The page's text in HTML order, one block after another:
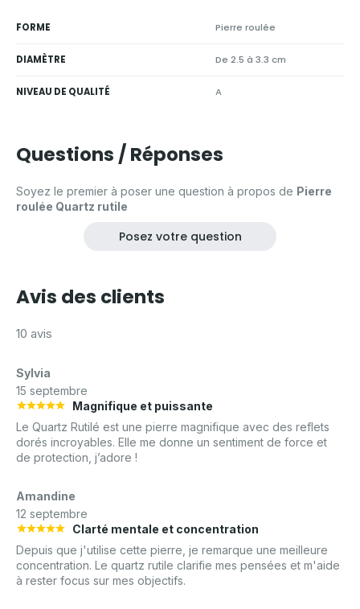
FORME Pierre roulée
DIAMÈTRE De 2.5 à 3.3 cm
NIVEAU DE QUALITÉ A
Questions / Réponses
Soyez le premier à poser une question à propos de Pierre
roulée Quartz rutile
Posez votre question
Avis des clients
10 avis
Sylvia
15 septembre
Magnifique et puissante
Le Quartz Rutilé est une pierre magnifique avec des reflets
dorés incroyables. Elle me donne un sentiment de force et
de protection, j’adore !
Amandine
12 septembre
Clarté mentale et concentration
Depuis que j'utilise cette pierre, je remarque une meilleure
concentration. Le quartz rutile clarifie mes pensées et m'aide
à rester focus sur mes objectifs.